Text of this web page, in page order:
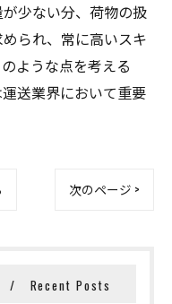
少ない分、荷物の扱
られ、常に高いスキ
ような点を考える
送業界において重要
次のページ >
Recent Posts